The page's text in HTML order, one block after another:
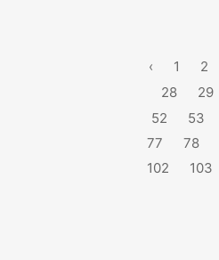
‹ 1 2
28
29
52
53
77
78
102
103